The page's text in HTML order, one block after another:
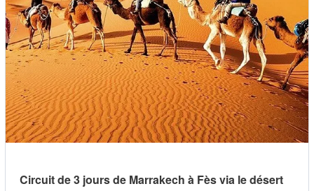
Circuit de 3 jours de Marrakech à Fès via le désert